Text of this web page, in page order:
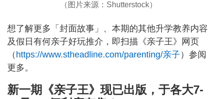
（图片来源：Shutterstock）
想了解更多「封面故事」、本期的其他升学教养内容
及假日有何亲子好玩推介，即扫描《亲子王》网页
（ https://www.stheadline.com/parenting/亲子 ）参阅
更多。
新一期《亲子王》现已出版，于各大7-